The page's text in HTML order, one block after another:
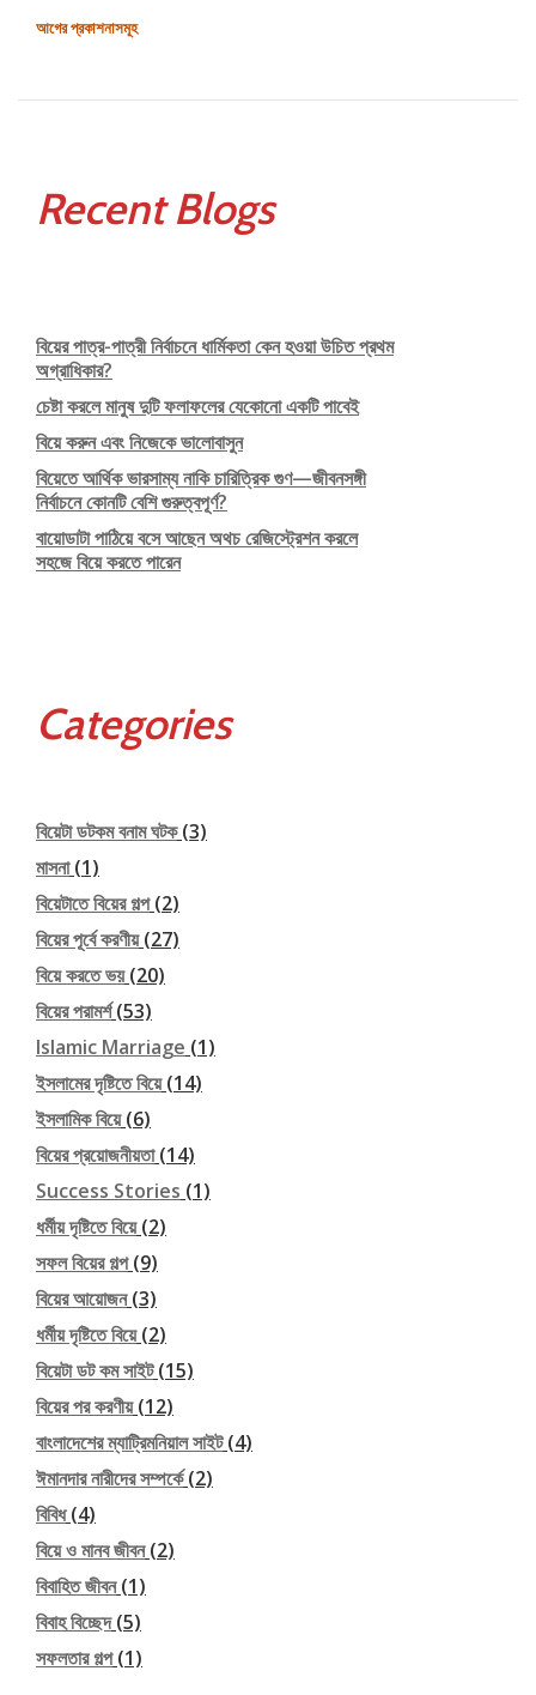
খরচ
পোস্ট
আগের প্রকাশনাসমূহ
Recent Blogs
বিয়ের পাত্র-পাত্রী নির্বাচনে ধার্মিকতা কেন হওয়া উচিত প্রথম
অগ্রাধিকার?
চেষ্টা করলে মানুষ দুটি ফলাফলের যেকোনো একটি পাবেই
বিয়ে করুন এবং নিজেকে ভালোবাসুন
বিয়েতে আর্থিক ভারসাম্য নাকি চারিত্রিক গুণ—জীবনসঙ্গী
নির্বাচনে কোনটি বেশি গুরুত্বপূর্ণ?
বায়োডাটা পাঠিয়ে বসে আছেন অথচ রেজিস্ট্রেশন করলে
সহজে বিয়ে করতে পারেন
Categories
বিয়েটা ডটকম বনাম ঘটক(3)
মাসনা(1)
বিয়েটাতে বিয়ের গল্প(2)
বিয়ের পূর্বে করণীয়(27)
বিয়ে করতে ভয়(20)
বিয়ের পরামর্শ(53)
Islamic Marriage (1)
ইসলামের দৃষ্টিতে বিয়ে(14)
ইসলামিক বিয়ে(6)
বিয়ের প্রয়োজনীয়তা(14)
Success Stories (1)
ধর্মীয় দৃষ্টিতে বিয়ে(2)
সফল বিয়ের গল্প(9)
বিয়ের আয়োজন(3)
ধর্মীয় দৃষ্টিতে বিয়ে(2)
বিয়েটা ডট কম সাইট(15)
বিয়ের পর করণীয়(12)
বাংলাদেশের ম্যাট্রিমনিয়াল সাইট(4)
ঈমানদার নারীদের সম্পর্কে(2)
বিবিধ(4)
বিয়ে ও মানব জীবন(2)
বিবাহিত জীবন(1)
বিবাহ বিচ্ছেদ(5)
সফলতার গল্প(1)